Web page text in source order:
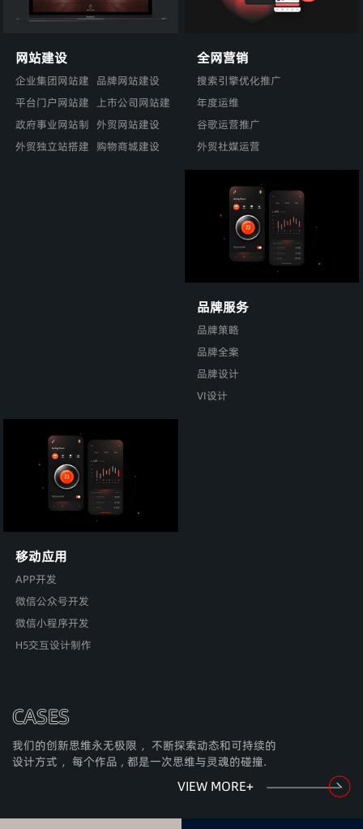
网站建设
企业集团网站建
设
品牌网站建设
平台门户网站建
设
上市公司网站建
设
政府事业网站制
作
外贸网站建设
外贸独立站搭建
购物商城建设
全网营销
搜索引擎优化推广
年度运维
谷歌运营推广
外贸社媒运营
品牌服务
品牌策略
品牌全案
品牌设计
VI设计
移动应用
APP开发
微信公众号开发
微信小程序开发
H5交互设计制作
CASES
我们的创新思维永无极限 ，不断探索动态和可持续的
设计方式 ，每个作品 , 都是一次思维与灵魂的碰撞.
VIEW MORE+